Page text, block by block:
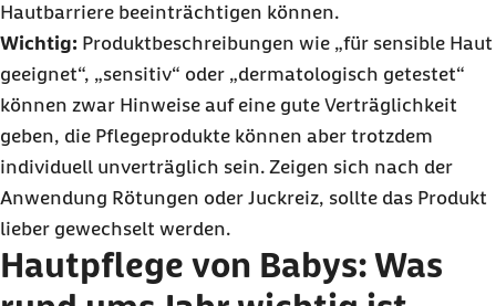
Hautbarriere beeinträchtigen können.
Wichtig: Produktbeschreibungen wie „für sensible Haut
geeignet“, „sensitiv“ oder „dermatologisch getestet“
können zwar Hinweise auf eine gute Verträglichkeit
geben, die Pflegeprodukte können aber trotzdem
individuell unverträglich sein. Zeigen sich nach der
Anwendung Rötungen oder Juckreiz, sollte das Produkt
lieber gewechselt werden.
Hautpflege von Babys: Was